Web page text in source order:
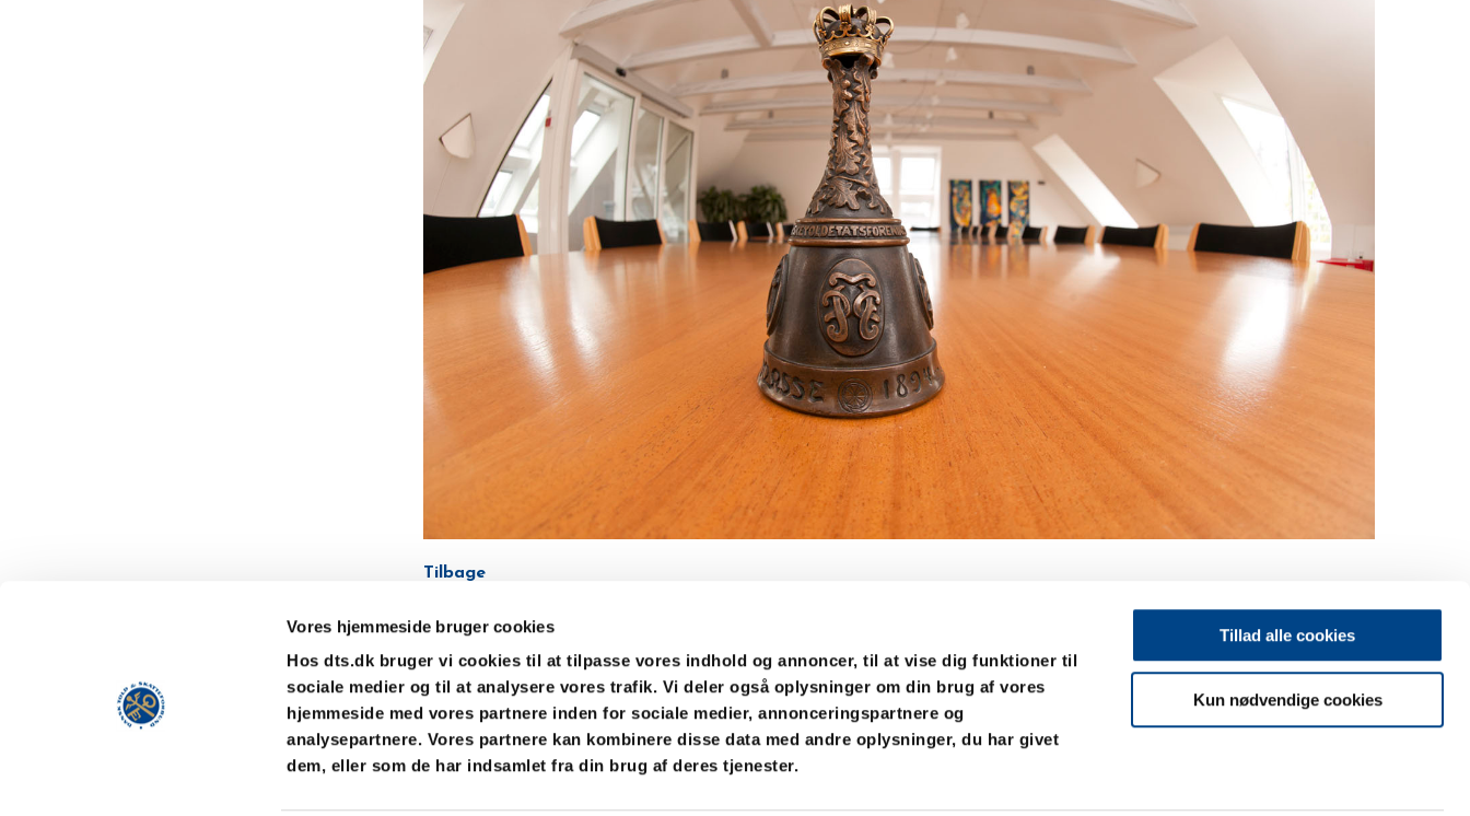
Vores hjemmeside bruger cookies
Hos dts.dk bruger vi cookies til at tilpasse vores indhold og annoncer, til at vise dig funktioner til
sociale medier og til at analysere vores trafik. Vi deler også oplysninger om din brug af vores
hjemmeside med vores partnere inden for sociale medier, annonceringspartnere og
analysepartnere. Vores partnere kan kombinere disse data med andre oplysninger, du har givet
dem, eller som de har indsamlet fra din brug af deres tjenester.
Tillad alle cookies
Kun nødvendige cookies
Tilbage
Dansk Told &
Telefon: 35 26 34 60
Telefax: 35 26 34 66
CVR-nr.: 62 55 77 10